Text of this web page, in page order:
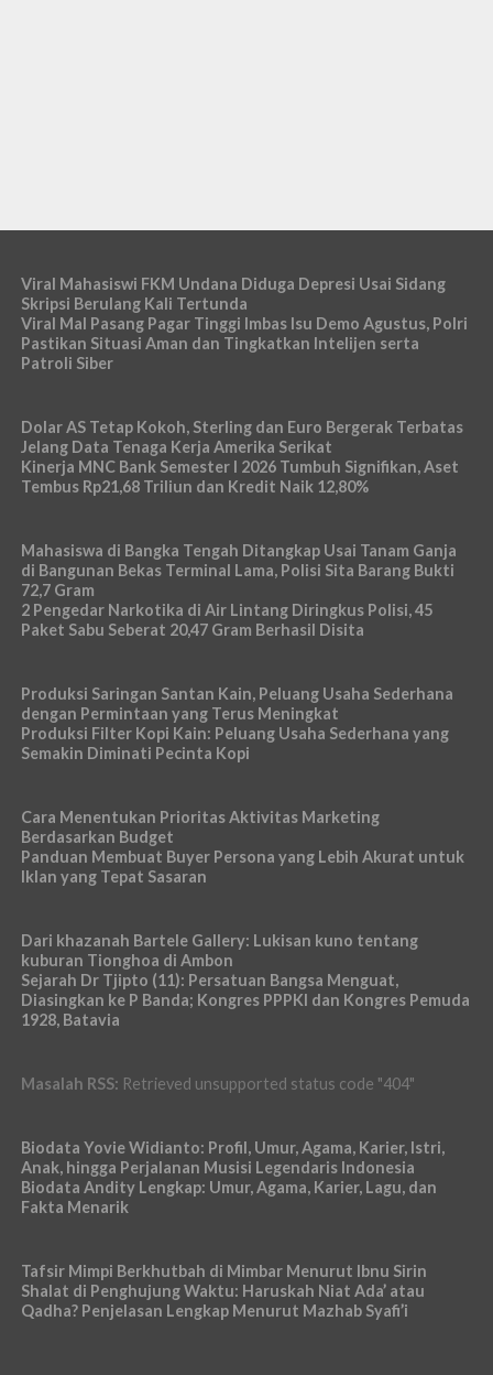
Viral Mahasiswi FKM Undana Diduga Depresi Usai Sidang
Skripsi Berulang Kali Tertunda
Viral Mal Pasang Pagar Tinggi Imbas Isu Demo Agustus, Polri
Pastikan Situasi Aman dan Tingkatkan Intelijen serta
Patroli Siber
Dolar AS Tetap Kokoh, Sterling dan Euro Bergerak Terbatas
Jelang Data Tenaga Kerja Amerika Serikat
Kinerja MNC Bank Semester I 2026 Tumbuh Signifikan, Aset
Tembus Rp21,68 Triliun dan Kredit Naik 12,80%
Mahasiswa di Bangka Tengah Ditangkap Usai Tanam Ganja
di Bangunan Bekas Terminal Lama, Polisi Sita Barang Bukti
72,7 Gram
2 Pengedar Narkotika di Air Lintang Diringkus Polisi, 45
Paket Sabu Seberat 20,47 Gram Berhasil Disita
Produksi Saringan Santan Kain, Peluang Usaha Sederhana
dengan Permintaan yang Terus Meningkat
Produksi Filter Kopi Kain: Peluang Usaha Sederhana yang
Semakin Diminati Pecinta Kopi
Cara Menentukan Prioritas Aktivitas Marketing
Berdasarkan Budget
Panduan Membuat Buyer Persona yang Lebih Akurat untuk
Iklan yang Tepat Sasaran
Dari khazanah Bartele Gallery: Lukisan kuno tentang
kuburan Tionghoa di Ambon
Sejarah Dr Tjipto (11): Persatuan Bangsa Menguat,
Diasingkan ke P Banda; Kongres PPPKI dan Kongres Pemuda
1928, Batavia
Masalah RSS: Retrieved unsupported status code "404"
Biodata Yovie Widianto: Profil, Umur, Agama, Karier, Istri,
Anak, hingga Perjalanan Musisi Legendaris Indonesia
Biodata Andity Lengkap: Umur, Agama, Karier, Lagu, dan
Fakta Menarik
Tafsir Mimpi Berkhutbah di Mimbar Menurut Ibnu Sirin
Shalat di Penghujung Waktu: Haruskah Niat Ada’ atau
Qadha? Penjelasan Lengkap Menurut Mazhab Syafi’i